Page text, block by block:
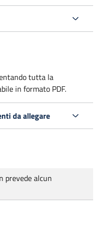
tutta la
in formato PDF.
da allegare
prevede alcun